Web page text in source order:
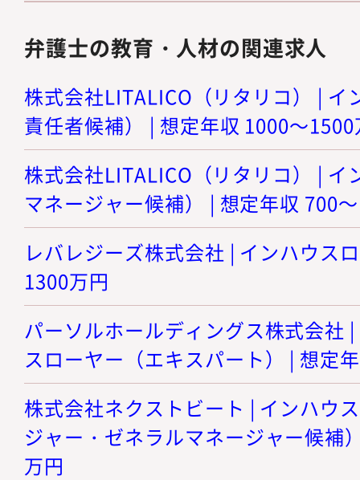
弁護士の教育・人材の関連求人
株式会社LITALICO（リタリコ） | イ
責任者候補） | 想定年収 1000～
株式会社LITALICO（リタリコ） | イ
マネージャー候補） | 想定年収 700
レバレジーズ株式会社 | インハウス
1300万円
パーソルホールディングス株式会社
スローヤー（エキスパート） | 想定
株式会社ネクストビート | インハウ
ジャー・ゼネラルマネージャー候補
万円